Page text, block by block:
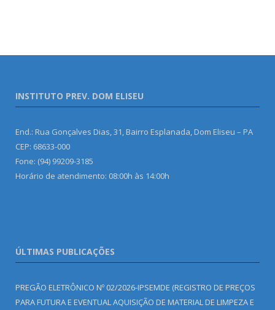
INSTITUTO PREV. DOM ELISEU
End.: Rua Gonçalves Dias, 31, Bairro Esplanada, Dom Eliseu – PA
CEP: 68633-000
Fone: (94) 99209-3185
Horário de atendimento: 08:00h às 14:00h
ÚLTIMAS PUBLICAÇÕES
PREGÃO ELETRÔNICO Nº 02/2026-IPSEMDE (REGISTRO DE PREÇOS
PARA FUTURA E EVENTUAL AQUISIÇÃO DE MATERIAL DE LIMPEZA E